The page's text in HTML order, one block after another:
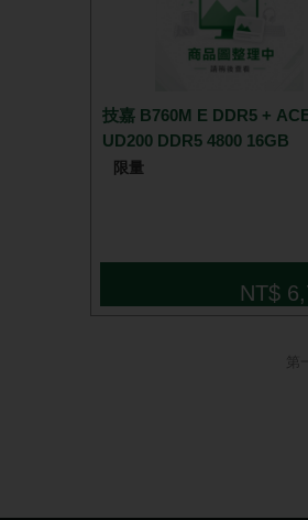
技嘉 B760M E DDR5 +
UD200 DDR5 4800 16GB
限量
NT$